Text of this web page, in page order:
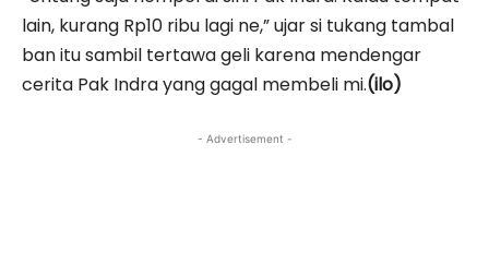
lain, kurang Rp10 ribu lagi ne,” ujar si tukang tambal
ban itu sambil tertawa geli karena mendengar
cerita Pak Indra yang gagal membeli mi.(ilo)
- Advertisement -